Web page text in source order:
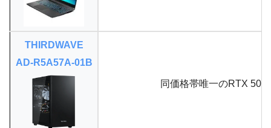
THIRDWAVE
AD-R5A57A-01B
同価格帯唯一のRTX